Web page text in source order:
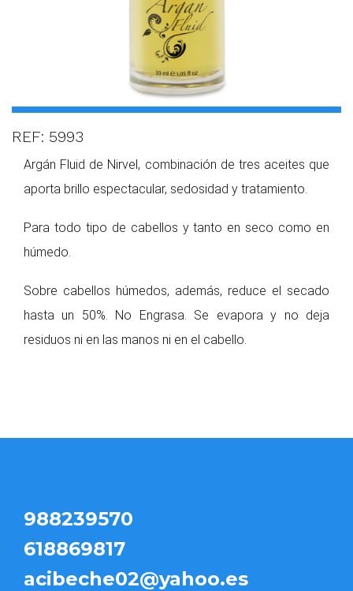
REF: 5993
Argán Fluid de Nirvel, combinación de tres aceites que
aporta brillo espectacular, sedosidad y tratamiento.
Para todo tipo de cabellos y tanto en seco como en
húmedo.
Sobre cabellos húmedos, además, reduce el secado
hasta un 50%. No Engrasa. Se evapora y no deja
residuos ni en las manos ni en el cabello.
988239570
618869817
acibeche02@yahoo.es